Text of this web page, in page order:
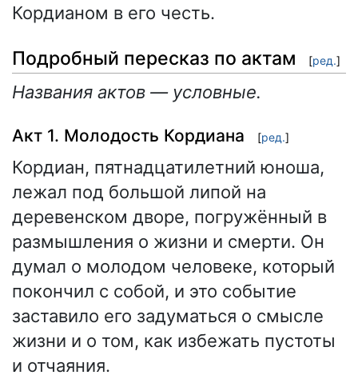
Кордианом в его честь.
Подробный пересказ по актам [ред.]
Названия актов — условные.
Акт 1. Молодость Кордиана [ред.]
Кордиан, пятнадцатилетний юноша,
лежал под большой липой на
деревенском дворе, погружённый в
размышления о жизни и смерти. Он
думал о молодом человеке, который
покончил с собой, и это событие
заставило его задуматься о смысле
жизни и о том, как избежать пустоты
и отчаяния.